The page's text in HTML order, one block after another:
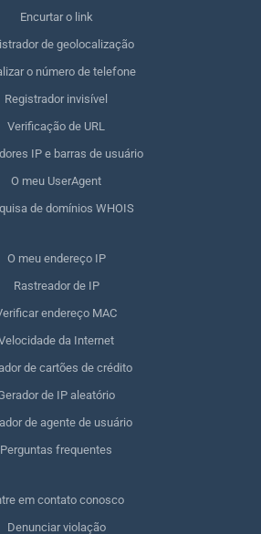
Encurtar o link
de geolocalização
o número de telefone
Registrador invisível
Verificação de URL
IP e barras de usuário
O meu UserAgent
de domínios WHOIS
O meu endereço IP
Rastreador de IP
endereço MAC
da Internet
de cartões de crédito
de IP aleatório
de agente de usuário
Perguntas frequentes
em contato conosco
Denunciar violação